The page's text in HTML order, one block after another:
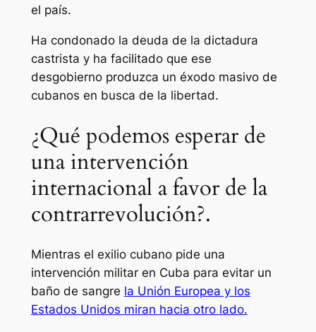
el país.
Ha condonado la deuda de la dictadura
castrista y ha facilitado que ese
desgobierno produzca un éxodo masivo de
cubanos en busca de la libertad.
¿Qué podemos esperar de
una intervención
internacional a favor de la
contrarrevolución?.
Mientras el exilio cubano pide una
intervención militar en Cuba para evitar un
baño de sangre la Unión Europea y los
Estados Unidos miran hacia otro lado.